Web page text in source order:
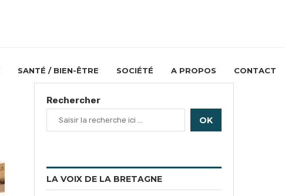
SANTÉ / BIEN-ÊTRE SOCIÉTÉ A PROPOS CONTACT
Rechercher
OK
LA VOIX DE LA BRETAGNE